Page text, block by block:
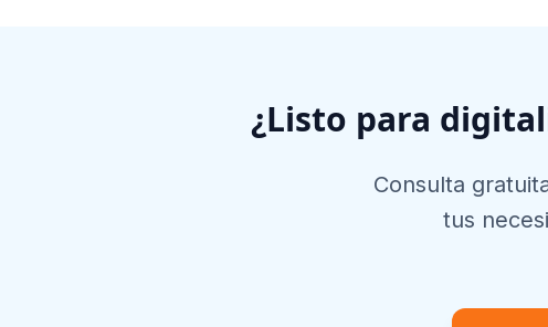
¿Listo para
Consulta
tus